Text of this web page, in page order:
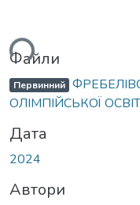
Файли
Первинний
ОЛІМПІЙСЬКОЇ
Дата
2024
Автори